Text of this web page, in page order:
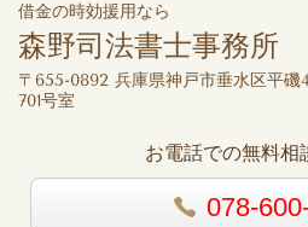
借金の時効援用なら
森野司法書士事務所
〒655-0892 兵庫県神戸市垂水区平磯
701号室
お電話での無料相
078-